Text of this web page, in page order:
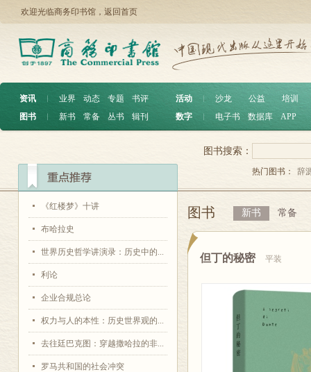
欢迎光临商务印书馆， 返回首页
资讯 ︱ 业界 动态 专题
书评
图书
︱ 新书 常备 丛书 辑刊
活动 沙龙 公益
培训
数字
电子书 数据库 APP
《红楼梦》十讲
布哈拉史
世界历史哲学讲演录：历史中的...
利论
企业合规总论
权力与人的本性：历史世界观的...
去往廷巴克图：穿越撒哈拉的非...
罗马共和国的社会冲突
图书搜索：
热门图书： 辞
图书 新书 常备
但丁的秘密 平装